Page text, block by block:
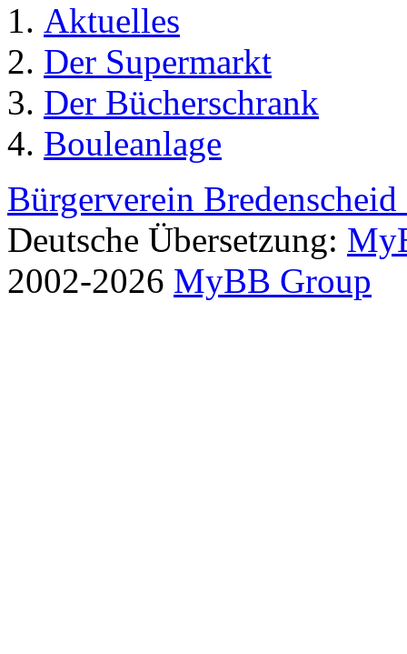
Aktuelles
Der Supermarkt
Der Bücherschrank
Bouleanlage
Bürgerverein Bredenscheid
Deutsche Übersetzung:
2002-2026 MyBB Group